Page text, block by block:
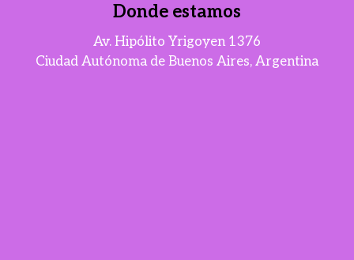
Donde estamos
Av. Hipólito Yrigoyen 1376
Ciudad Autónoma de Buenos Aires, Argentina